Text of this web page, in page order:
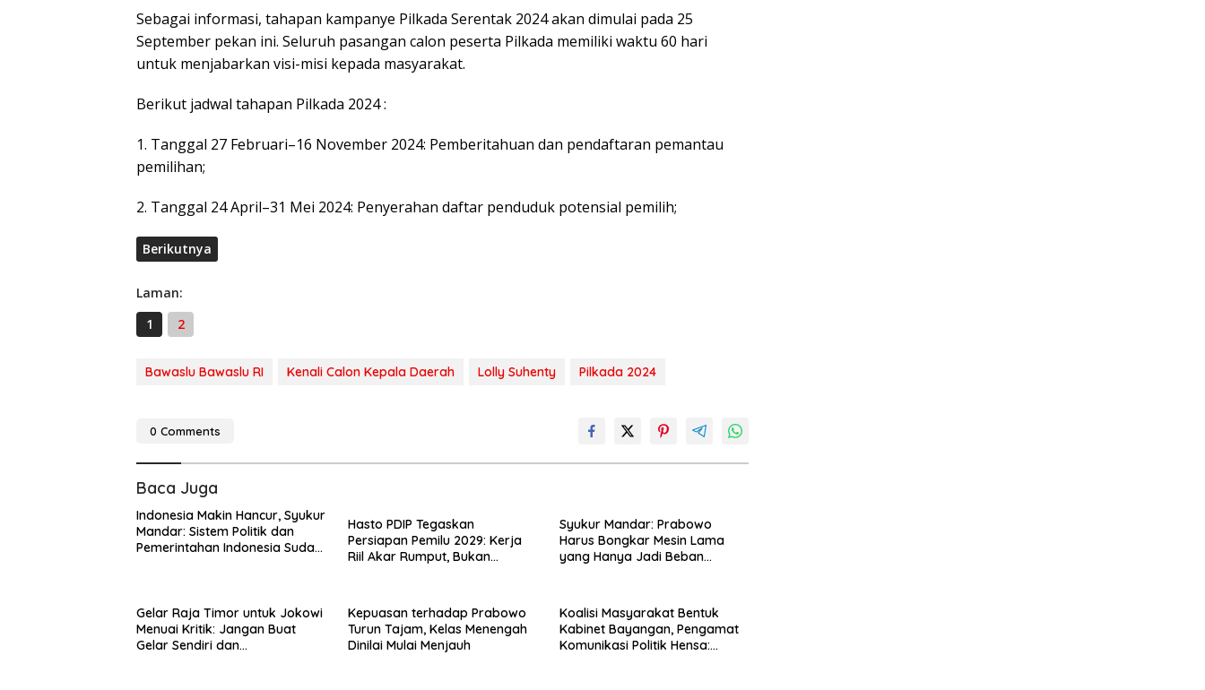
Sebagai informasi, tahapan kampanye Pilkada Serentak 2024 akan dimulai pada 25
September pekan ini. Seluruh pasangan calon peserta Pilkada memiliki waktu 60 hari
untuk menjabarkan visi-misi kepada masyarakat.
Berikut jadwal tahapan Pilkada 2024 :
1. Tanggal 27 Februari–16 November 2024: Pemberitahuan dan pendaftaran pemantau
pemilihan;
2. Tanggal 24 April–31 Mei 2024: Penyerahan daftar penduduk potensial pemilih;
Berikutnya
Laman:
1
2
Bawaslu Bawaslu RI Kenali Calon Kepala Daerah Lolly Suhenty Pilkada 2024
0 Comments
Baca Juga
Indonesia Makin Hancur, Syukur
Mandar: Sistem Politik dan
Pemerintahan Indonesia Sudah
Hasto PDIP Tegaskan
Persiapan Pemilu 2029: Kerja
Riil Akar Rumput, Bukan
Syukur Mandar: Prabowo
Harus Bongkar Mesin Lama
yang Hanya Jadi Beban
Gelar Raja Timor untuk Jokowi
Menuai Kritik: Jangan Buat
Gelar Sendiri dan
Kepuasan terhadap Prabowo
Turun Tajam, Kelas Menengah
Dinilai Mulai Menjauh
Koalisi Masyarakat Bentuk
Kabinet Bayangan, Pengamat
Komunikasi Politik Hensa: